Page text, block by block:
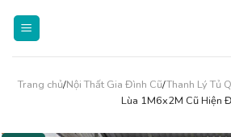
Trang chủ/Nội Thất Gia Đình Cũ/Thanh Lý Tủ
Lùa 1M6x2M Cũ Hiện